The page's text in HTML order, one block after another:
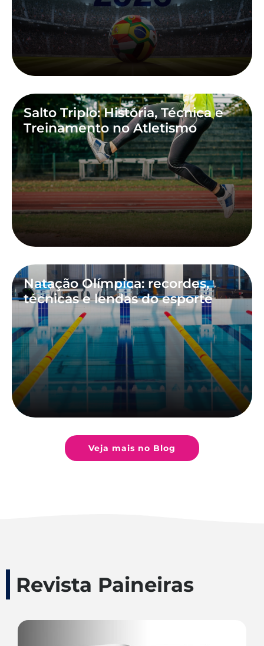
Salto Triplo: História, Técnica e
Treinamento no Atletismo
Natação Olímpica: recordes,
técnicas e lendas do esporte
Veja mais no Blog
Revista Paineiras